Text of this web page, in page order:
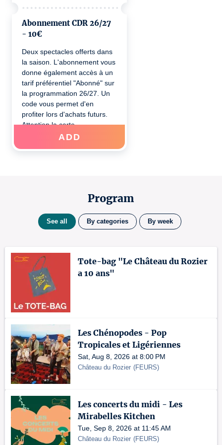
Program
See all By categories By week
Tote-bag "Le Château du Rozier
a 10 ans"
Les Chénopodes - Pop
Tropicales et Ligériennes
Sat, Aug 8, 2026 at 8:00 PM
Château du Rozier (FEURS)
Les concerts du midi - Les
Mirabelles Kitchen
Tue, Sep 8, 2026 at 11:45 AM
Château du Rozier (FEURS)
Abonnement CDR 26/27
- 10€
Deux spectacles offerts dans
la saison. L'abonnement vous
donne également accès à un
tarif préférentiel "Abonné" sur
la programmation 26/27. Un
code vous permet d'en
profiter lors d'achats futurs.
Attention la carte
d'abonnement est nominative.
ADD